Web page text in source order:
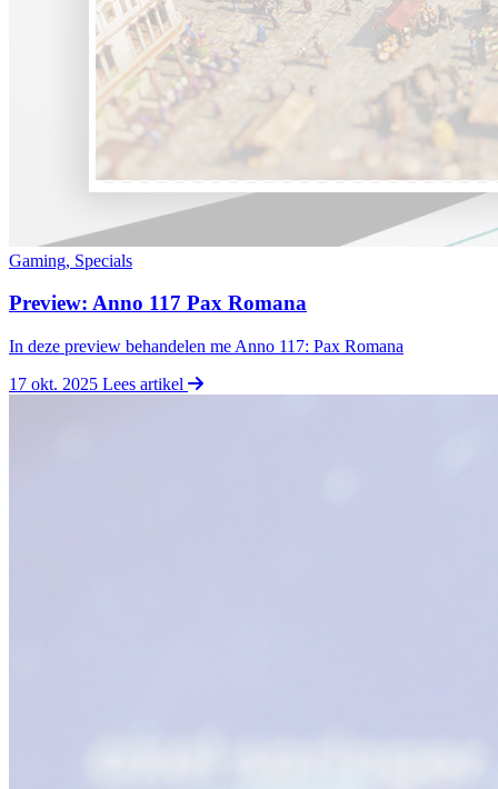
Gaming, Specials
Preview: Anno 117 Pax Romana
In deze preview behandelen me Anno 117: Pax Romana
17 okt. 2025 Lees artikel